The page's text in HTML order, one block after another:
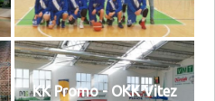
KK Promo - OKK Vitez